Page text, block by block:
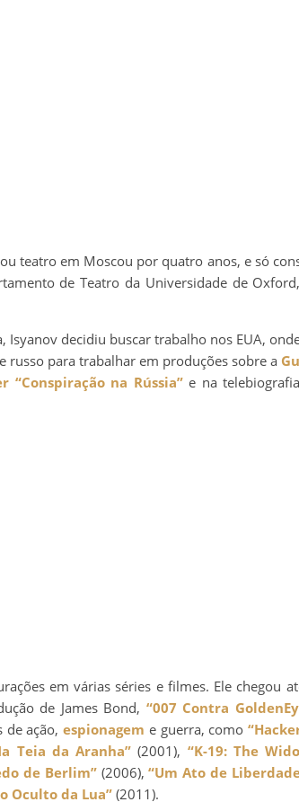
teatro em Moscou por quatro anos, e só
de Teatro da Universidade de
decidiu buscar trabalho nos EUA,
para trabalhar em produções sobre a
“Conspiração na Rússia”e na
em várias séries e filmes. Ele chegou
de James Bond, “007 Contra
de ação,espionagem e guerra, como
Teia da Aranha” (2001), “K-19: The
de Berlim”(2006),“Um Ato de
Oculto da Lua” (2011).